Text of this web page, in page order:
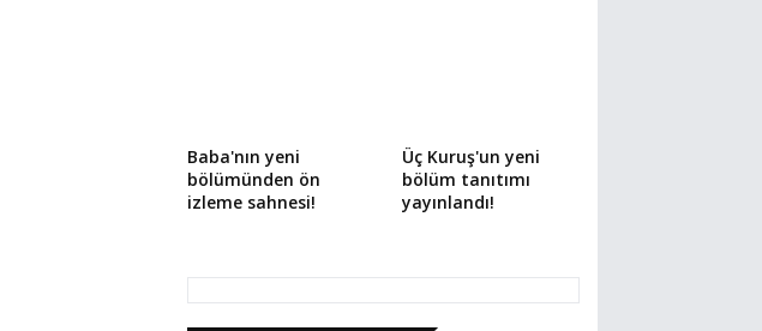
Baba'nın yeni
bölümünden ön
izleme sahnesi!
Üç Kuruş'un yeni
bölüm tanıtımı
yayınlandı!